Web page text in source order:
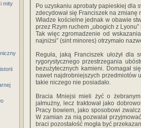
mity
Po uzyskaniu aprobaty papieskiej dla
zdecydował się Franciszek na zmianę
Władze kościelne jednak w obawie
przez Rzym ruchem „ubogich z
Tak więc zgromadzenie od
najniżsi” (sint minores) otrzymało
Reguła, jaką Franciszek ułożył
rygorystycznego przestrzegania
bezużytecznych kamieni. Domagał
nawet najdrobniejszych przedmiotów
takie niczego nie posiadało.
Bracia Mniejsi mieli żyć o
jałmużny, lecz traktował jako
Pracy bowiem, jako sposobowi
W zamian za nią pozwalał
braci pozostałość mogła być